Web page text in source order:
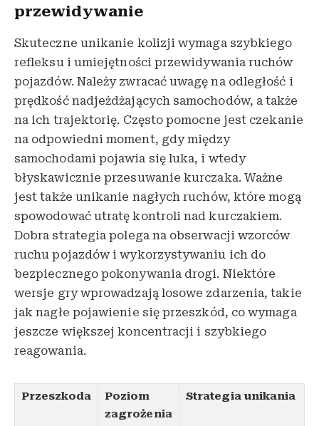
przewidywanie
Skuteczne unikanie kolizji wymaga szybkiego
refleksu i umiejętności przewidywania ruchów
pojazdów. Należy zwracać uwagę na odległość i
prędkość nadjeżdżających samochodów, a także
na ich trajektorię. Często pomocne jest czekanie
na odpowiedni moment, gdy między
samochodami pojawia się luka, i wtedy
błyskawicznie przesuwanie kurczaka. Ważne
jest także unikanie nagłych ruchów, które mogą
spowodować utratę kontroli nad kurczakiem.
Dobra strategia polega na obserwacji wzorców
ruchu pojazdów i wykorzystywaniu ich do
bezpiecznego pokonywania drogi. Niektóre
wersje gry wprowadzają losowe zdarzenia, takie
jak nagłe pojawienie się przeszkód, co wymaga
jeszcze większej koncentracji i szybkiego
reagowania.
Przeszkoda
Poziom
zagrożenia
Strategia unikania